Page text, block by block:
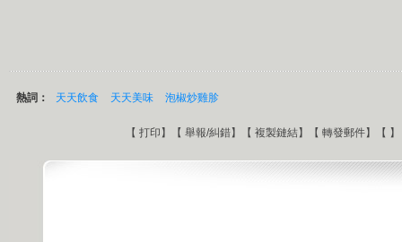
熱詞： 天天飲食 天天美味 泡椒炒雞胗
【 打印 】【 舉報/糾錯】【 複製鏈結】【 轉發郵件】【 】